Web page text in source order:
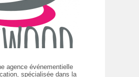
agence événementielle
spécialisée dans la